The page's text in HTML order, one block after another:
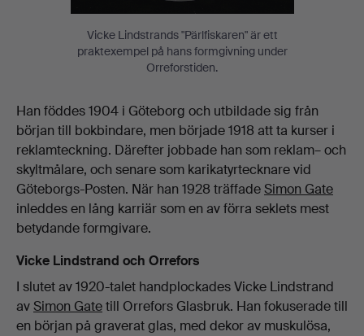
Vicke Lindstrands "Pärlfiskaren" är ett
praktexempel på hans formgivning under
Orreforstiden.
Han föddes 1904 i Göteborg och utbildade sig från
början till bokbindare, men började 1918 att ta kurser i
reklamteckning. Därefter jobbade han som reklam– och
skyltmålare, och senare som karikatyrtecknare vid
Göteborgs-Posten. När han 1928 träffadeSimon Gate
inleddes en lång karriär som en av förra seklets mest
betydande formgivare.
Vicke Lindstrand och Orrefors
I slutet av 1920-talet handplockades Vicke Lindstrand
avSimon Gatetill Orrefors Glasbruk. Han fokuserade till
en början på graverat glas, med dekor av muskulösa,